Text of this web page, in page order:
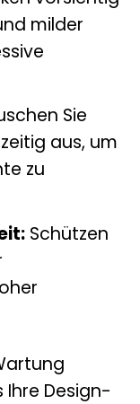
milder
Sie
aus, um
zu
Schützen
Ihre Design-